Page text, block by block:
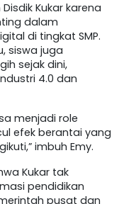
Kukar karena
dalam
di tingkat SMP.
siswa juga
sejak dini,
4.0 dan
menjadi role
efek berantai yang
imbuh Emy.
Kukar tak
pendidikan
pusat dan